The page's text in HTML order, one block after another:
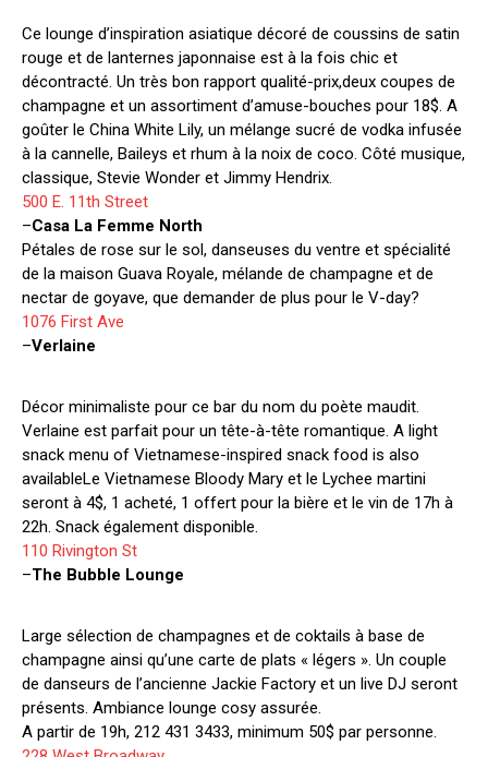
Ce lounge d’inspiration asiatique décoré de coussins de satin
rouge et de lanternes japonnaise est à la fois chic et
décontracté. Un très bon rapport qualité-prix,deux coupes de
champagne et un assortiment d’amuse-bouches pour 18$. A
goûter le China White Lily, un mélange sucré de vodka infusée
à la cannelle, Baileys et rhum à la noix de coco. Côté musique,
classique, Stevie Wonder et Jimmy Hendrix.
500 E. 11th Street
–Casa La Femme North
Pétales de rose sur le sol, danseuses du ventre et spécialité
de la maison Guava Royale, mélande de champagne et de
nectar de goyave, que demander de plus pour le V-day?
1076 First Ave
–Verlaine
Décor minimaliste pour ce bar du nom du poète maudit.
Verlaine est parfait pour un tête-à-tête romantique. A light
snack menu of Vietnamese-inspired snack food is also
availableLe Vietnamese Bloody Mary et le Lychee martini
seront à 4$, 1 acheté, 1 offert pour la bière et le vin de 17h à
22h. Snack également disponible.
110 Rivington St
–The Bubble Lounge
Large sélection de champagnes et de coktails à base de
champagne ainsi qu’une carte de plats « légers ». Un couple
de danseurs de l’ancienne Jackie Factory et un live DJ seront
présents. Ambiance lounge cosy assurée.
A partir de 19h, 212 431 3433, minimum 50$ par personne.